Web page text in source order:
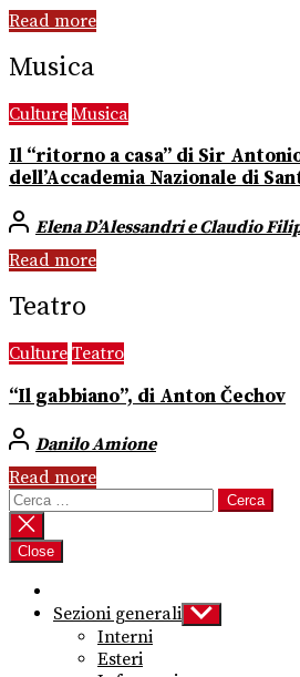
Read more
Musica
Culture Musica
Il “ritorno a casa” di Sir
dell’Accademia Nazionale di
Elena D’Alessandri e Claudio
Read more
Teatro
Culture Teatro
“Il gabbiano”, di Anton Čechov
Danilo Amione
Read more
Ricerca
per:
Close
Sezioni generali Show
sub
Interni
Esteri